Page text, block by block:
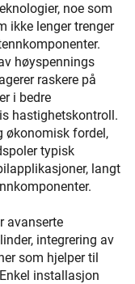
noe som
ikke lenger trenger
høyspennings
raskere på
i bedre
hastighetskontroll.
økonomisk fordel,
typisk
langt
avanserte
integrering av
som hjelper til
installasjon